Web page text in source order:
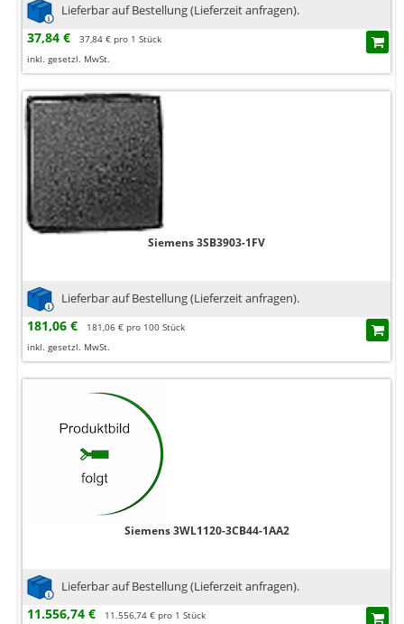
Lieferbar auf Bestellung (Lieferzeit anfragen).
37,84 €
37,84 € pro 1 Stück
inkl. gesetzl. MwSt.
Siemens 3SB3903-1FV
Lieferbar auf Bestellung (Lieferzeit anfragen).
181,06 €
181,06 € pro 100 Stück
inkl. gesetzl. MwSt.
Siemens 3WL1120-3CB44-1AA2
Lieferbar auf Bestellung (Lieferzeit anfragen).
11.556,74 €
11.556,74 € pro 1 Stück